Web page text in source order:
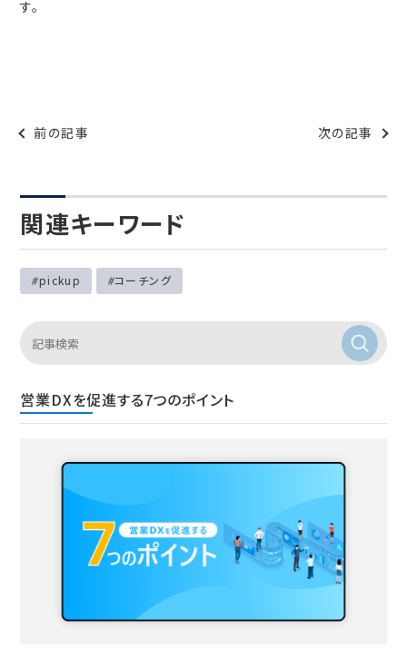
す。
前の記事 次の記事
関連キーワード
pickup コーチング
営業DXを促進する7つのポイント